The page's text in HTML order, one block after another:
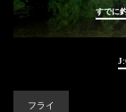
すでに
フライ